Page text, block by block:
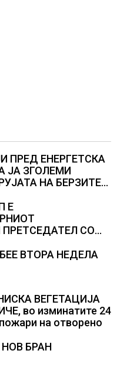
ПРЕД ЕНЕРГЕТСКА
ЈА ЗГОЛЕМИ
НА БЕРЗИТЕ
Е
СО
последните анкети
ВТОРА НЕДЕЛА
ВЕГЕТАЦИЈА
во изминатите 24
на отворено
БРАН